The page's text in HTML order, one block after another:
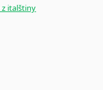
italštiny